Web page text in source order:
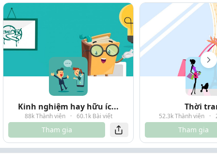
Kinh nghiệm hay hữu íc...
88k Thành viên · 60.1k Bài viết
Tham gia
Thời
52.3k Thành viên ·
Tham gia